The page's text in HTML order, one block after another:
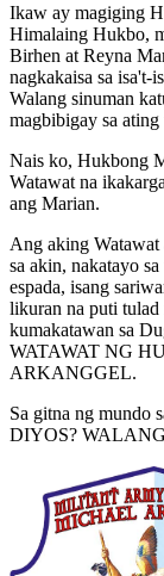
Ikaw ay magiging
Himalaing Hukbo,
Birhen at Reyna
nagkakaisa sa isa't-
Walang sinuman
magbibigay sa ating
Nais ko, Hukbong
Watawat na
ang Marian.
Ang aking Watawat
sa akin, nakatayo
espada, isang
likuran na puti
kumakatawan sa
WATAWAT NG
ARKANGGEL.
Sa gitna ng
DIYOS?